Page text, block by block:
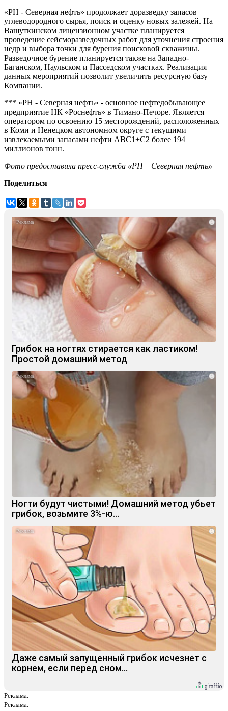
«РН - Северная нефть» продолжает доразведку запасов
углеводородного сырья, поиск и оценку новых залежей. На
Вашуткинском лицензионном участке планируется
проведение сейсморазведочных работ для уточнения строения
недр и выбора точки для бурения поисковой скважины.
Разведочное бурение планируется также на Западно-
Баганском, Наульском и Пасседском участках. Реализация
данных мероприятий позволит увеличить ресурсную базу
Компании.
*** «РН - Северная нефть» - основное нефтедобывающее
предприятие НК «Роснефть» в Тимано-Печоре. Является
оператором по освоению 15 месторождений, расположенных
в Коми и Ненецком автономном округе с текущими
извлекаемыми запасами нефти АВС1+С2 более 194
миллионов тонн.
Фото предоставила пресс-служба «РН – Северная нефть»
Поделиться
i
Грибок на ногтях стирается как ластиком!
Простой домашний метод
i
Ногти будут чистыми! Домашний метод убьет
грибок, возьмите 3%-ю…
i
Даже самый запущенный грибок исчезнет с
корнем, если перед сном…
Реклама.
Реклама.